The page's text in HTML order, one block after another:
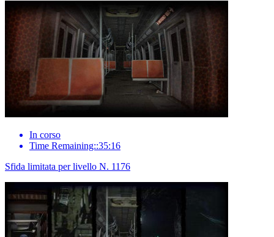
In corso
Time Remaining::35:16
Sfida limitata per livello N. 1176